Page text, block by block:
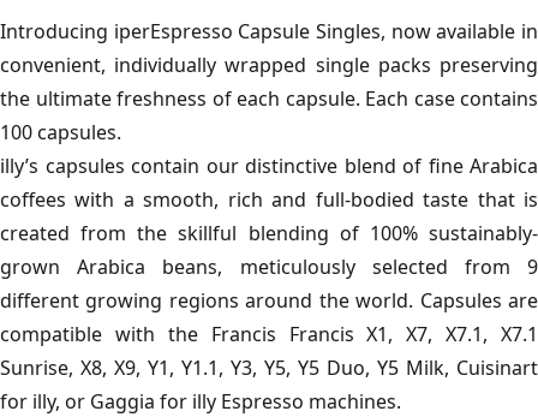
Introducing iperEspresso Capsule Singles, now available in
convenient, individually wrapped single packs preserving
the ultimate freshness of each capsule. Each case contains
100 capsules.
illy’s capsules contain our distinctive blend of fine Arabica
coffees with a smooth, rich and full-bodied taste that is
created from the skillful blending of 100% sustainably-
grown Arabica beans, meticulously selected from 9
different growing regions around the world. Capsules are
compatible with the Francis Francis X1, X7, X7.1, X7.1
Sunrise, X8, X9, Y1, Y1.1, Y3, Y5, Y5 Duo, Y5 Milk, Cuisinart
for illy, or Gaggia for illy Espresso machines.